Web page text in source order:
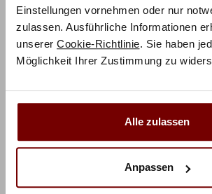
Einstellungen vornehmen oder nur
zulassen. Ausführliche Informationen
unserer Cookie-Richtlinie. Sie haben
Möglichkeit Ihrer Zustimmung zu
Alle zulassen
Anpassen
1.011,75€ 1.349,00€
Mit Vorkassenur910,58 €
Preisbeispiel 140x200 cm